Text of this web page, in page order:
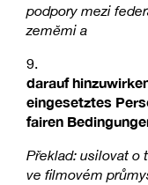
podpory mezi
zeměmi a
9.
darauf
eingesetztes
fairen
Překlad: usilovat o
ve filmovém